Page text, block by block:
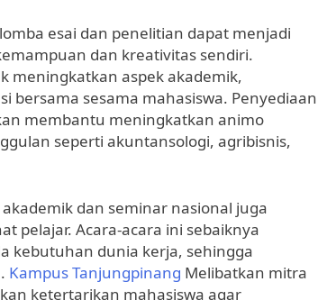
esai dan penelitian dapat menjadi
dan kreativitas sendiri.
meningkatkan aspek akademik,
bersama sesama mahasiswa. Penyediaan
membantu meningkatkan animo
seperti akuntansologi, agribisnis,
dan seminar nasional juga
pelajar. Acara-acara ini sebaiknya
kebutuhan dunia kerja, sehingga
Kampus Tanjungpinang Melibatkan mitra
ketertarikan mahasiswa agar